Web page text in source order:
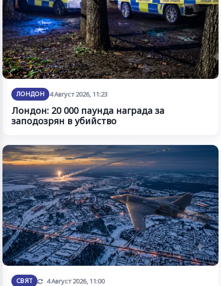
ЛОНДОН 4 Август 2026, 11:23
Лондон: 20 000 паунда награда за
заподозрян в убийство
СВЯТ Обновена
4 Август 2026, 11:00